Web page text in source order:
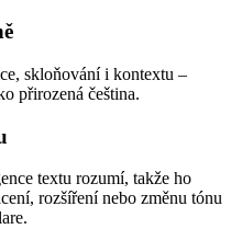
skloňování i kontextu –
přirozená čeština.
textu rozumí, takže ho
rozšíření nebo změnu tónu